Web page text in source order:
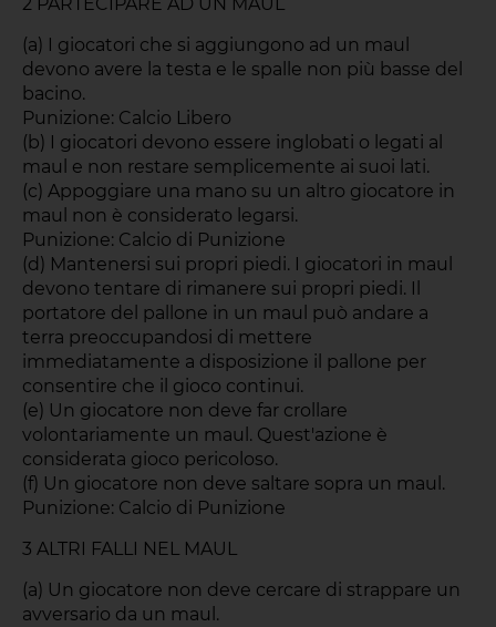
2 PARTECIPARE AD UN MAUL
(a) I giocatori che si aggiungono ad un maul
devono avere la testa e le spalle non più basse del
bacino.
Punizione: Calcio Libero
(b) I giocatori devono essere inglobati o legati al
maul e non restare semplicemente ai suoi lati.
(c) Appoggiare una mano su un altro giocatore in
maul non è considerato legarsi.
Punizione: Calcio di Punizione
(d) Mantenersi sui propri piedi. I giocatori in maul
devono tentare di rimanere sui propri piedi. Il
portatore del pallone in un maul può andare a
terra preoccupandosi di mettere
immediatamente a disposizione il pallone per
consentire che il gioco continui.
(e) Un giocatore non deve far crollare
volontariamente un maul. Quest'azione è
considerata gioco pericoloso.
(f) Un giocatore non deve saltare sopra un maul.
Punizione: Calcio di Punizione
3 ALTRI FALLI NEL MAUL
(a) Un giocatore non deve cercare di strappare un
avversario da un maul.